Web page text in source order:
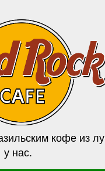
кофе из
у нас.